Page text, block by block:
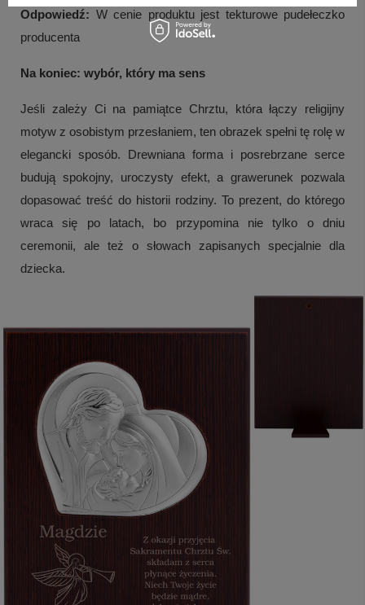
Odpowiedź: W cenie produktu jest tekturowe pudełeczko
producenta
Na koniec: wybór, który ma sens
Jeśli zależy Ci na pamiątce Chrztu, która łączy religijny
motyw z osobistym przesłaniem, ten obrazek spełni tę rolę w
elegancki sposób. Drewniana forma i posrebrzane serce
budują spokojny, uroczysty efekt, a grawerunek pozwala
dopasować treść do historii rodziny. To prezent, do którego
wraca się po latach, bo przypomina nie tylko o dniu
ceremonii, ale też o słowach zapisanych specjalnie dla
dziecka.